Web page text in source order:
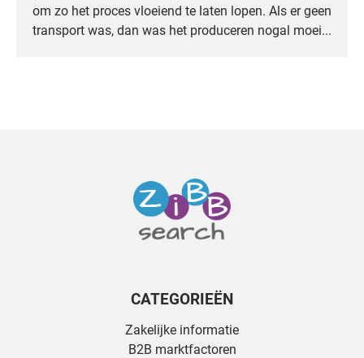
om zo het proces vloeiend te laten lopen. Als er geen
transport was, dan was het produceren nogal moei...
CATEGORIEËN
Zakelijke informatie
B2B marktfactoren